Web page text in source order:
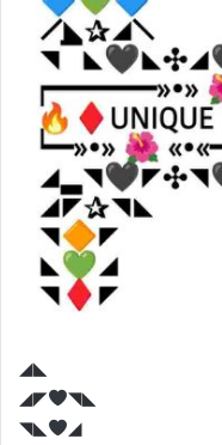
◢◣
◢◤
◥◣
◥◣
◢